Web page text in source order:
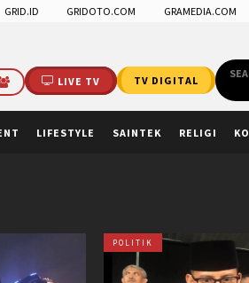
GRID.ID GRIDOTO.COM
GRAMEDIA.COM
LIVE TV TV DIGITAL
LIFESTYLE SAINTEK RELIGI
POLITIK